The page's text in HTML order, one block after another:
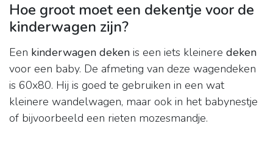
Hoe groot moet een dekentje voor de
kinderwagen zijn?
Een kinderwagen deken is een iets kleinere deken
voor een baby. De afmeting van deze wagendeken
is 60x80. Hij is goed te gebruiken in een wat
kleinere wandelwagen, maar ook in het babynestje
of bijvoorbeeld een rieten mozesmandje.